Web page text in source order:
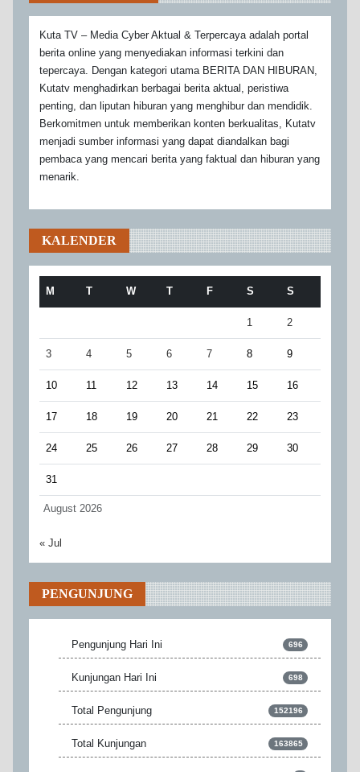
Kuta TV – Media Cyber Aktual & Terpercaya adalah portal
berita online yang menyediakan informasi terkini dan
tepercaya. Dengan kategori utama BERITA DAN HIBURAN,
Kutatv menghadirkan berbagai berita aktual, peristiwa
penting, dan liputan hiburan yang menghibur dan mendidik.
Berkomitmen untuk memberikan konten berkualitas, Kutatv
menjadi sumber informasi yang dapat diandalkan bagi
pembaca yang mencari berita yang faktual dan hiburan yang
menarik.
KALENDER
August 2026
M T W T F S S
1 2
3 4 5 6 7 8 9
10 11 12 13 14 15 16
17 18 19 20 21 22 23
24 25 26 27 28 29 30
31
« Jul
PENGUNJUNG
Pengunjung Hari Ini 696
Kunjungan Hari Ini 698
Total Pengunjung 152196
Total Kunjungan 163865